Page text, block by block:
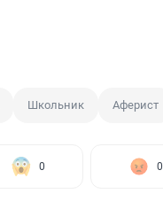
Школьник Аферист
0 0